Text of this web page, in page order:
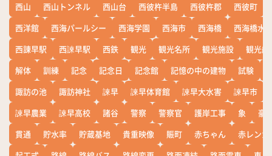
西山
西山トンネル 西山台 西彼杵半島 西彼杵郡 西彼町
西洋館
西海パールシー 西海学園 西海市 西海橋
西海橋水
西諌早駅
西諫早駅 西鉄 観光 観光名所 観光施設
観光船
解体
訓練 記念 記念日 記念館 記憶の中の建物 試験
諏訪の池
諏訪神社 諫早 諫早体育館 諫早大水害 諫早市
諫早農業
諫早高校 諸谷 警察 警察官 護岸工事 象
豪
貫通
貯水率 貯蔵基地 貴重映像 賑町 赤ちゃん
赤レンガ